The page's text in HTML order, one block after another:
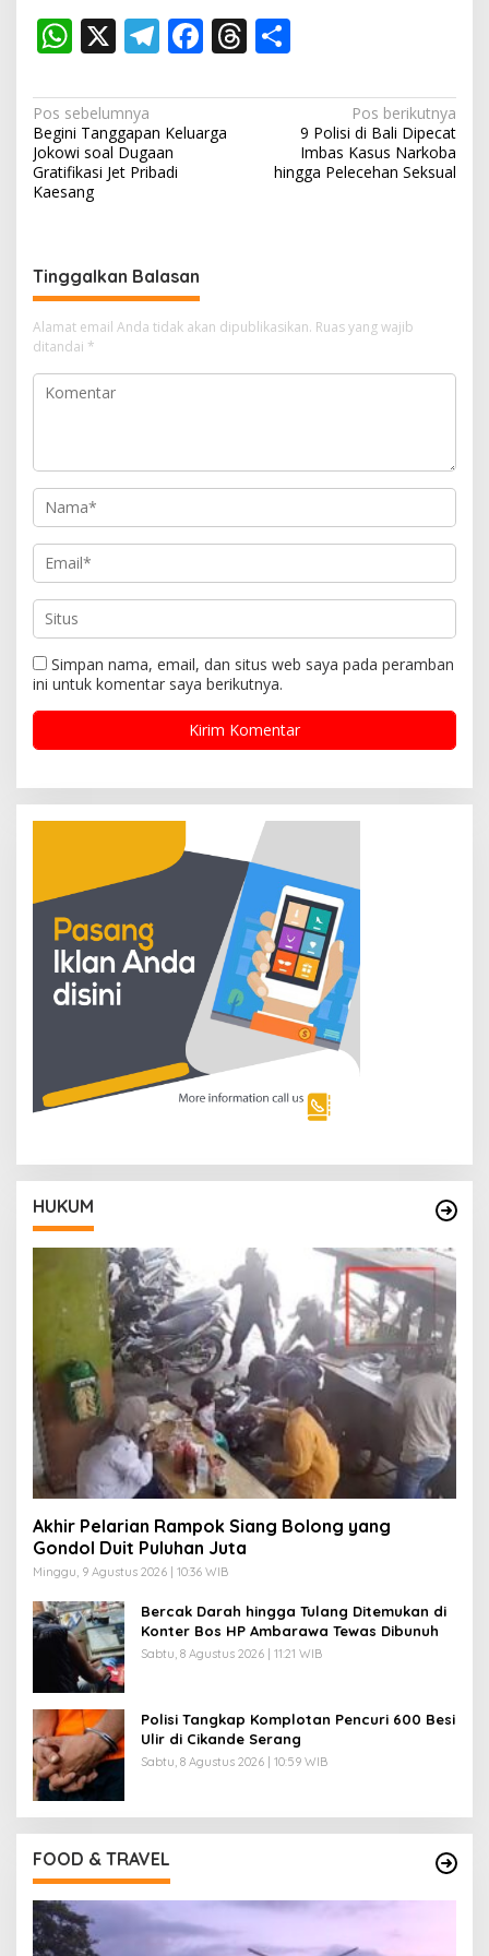
W
at
s
A
p
X T
e
gr
a
F
e
b
T
re ar
e
N
a
v
i
a
s
i
p
o
Pos sebelumnya
Begini Tanggapan Keluarga
Jokowi soal Dugaan
Gratifikasi Jet Pribadi
Kaesang
Pos berikutnya
9 Polisi di Bali Dipecat
Imbas Kasus Narkoba
hingga Pelecehan Seksual
Tinggalkan Balasan
Alamat email Anda tidak akan dipublikasikan. Ruas yang wajib
ditandai *
Simpan nama, email, dan situs web saya pada peramban
ini untuk komentar saya berikutnya.
HUKUM
Akhir Pelarian Rampok Siang Bolong yang
Gondol Duit Puluhan Juta
Minggu, 9 Agustus 2026 | 10:36 WIB
Bercak Darah hingga Tulang Ditemukan di
Konter Bos HP Ambarawa Tewas Dibunuh
Sabtu, 8 Agustus 2026 | 11:21 WIB
Polisi Tangkap Komplotan Pencuri 600 Besi
Ulir di Cikande Serang
Sabtu, 8 Agustus 2026 | 10:59 WIB
FOOD & TRAVEL